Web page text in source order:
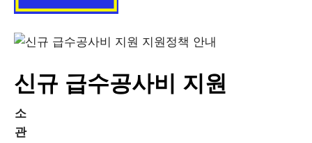
신규 급수공사비 지원
소
관